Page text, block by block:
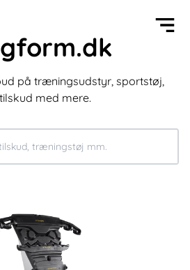
på træningsudstyr, sportstøj,
med mere.